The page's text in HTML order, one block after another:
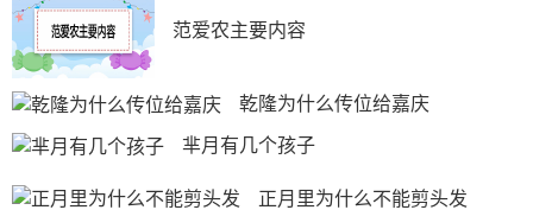
游的诗以爱国著称，他的诗对偶工整，后人言“好对偶被
放翁用尽”。苏轼的诗变化多端，雄放洒脱，并长于各种
诗体，可谓别开生面，奔放灵动，成为宋诗一代大宗。
范爱农主要内容
乾隆为什么传位给嘉庆
芈月有几个孩子
正月里为什么不能剪头发